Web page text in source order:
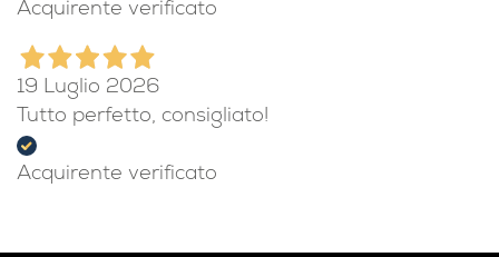
Acquirente verificato
19 Luglio 2026
Tutto perfetto, consigliato!
Acquirente verificato